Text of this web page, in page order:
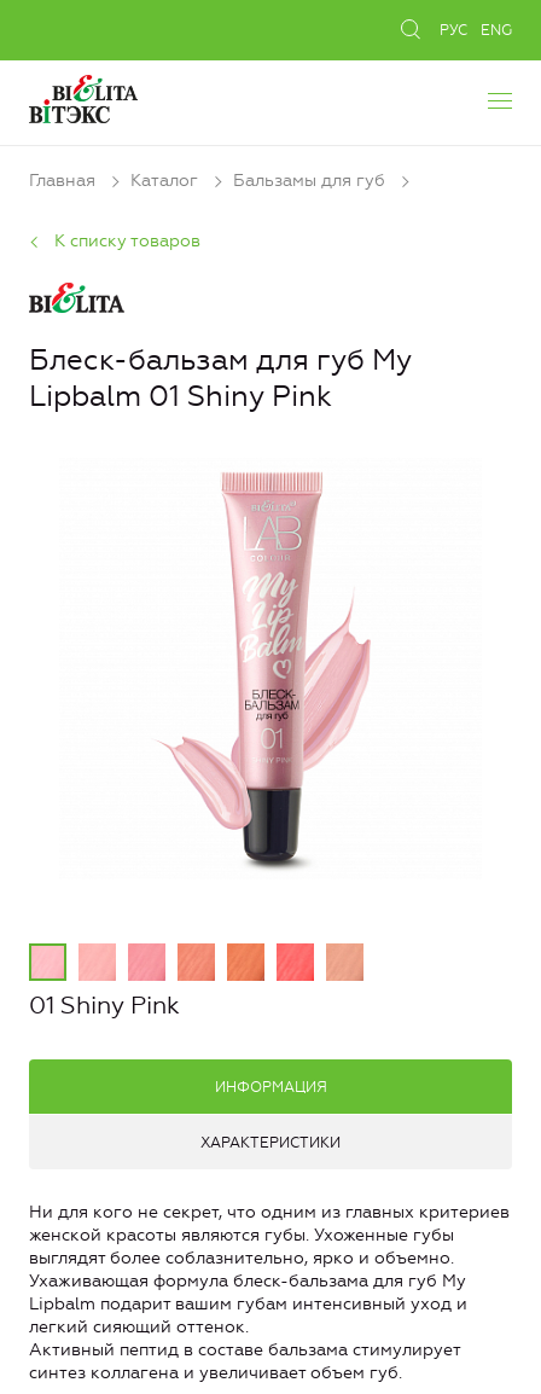
РУС ENG
Главная Каталог Бальзамы для губ
К списку товаров
Блеск-бальзам для губ My
Lipbalm 01 Shiny Pink
01 Shiny Pink
ИНФОРМАЦИЯ
ХАРАКТЕРИСТИКИ
Ни для кого не секрет, что одним из главных критериев
женской красоты являются губы. Ухоженные губы
выглядят более соблазнительно, ярко и объемно.
Ухаживающая формула блеск-бальзама для губ My
Lipbalm подарит вашим губам интенсивный уход и
легкий сияющий оттенок.
Активный пептид в составе бальзама стимулирует
синтез коллагена и увеличивает объем губ.